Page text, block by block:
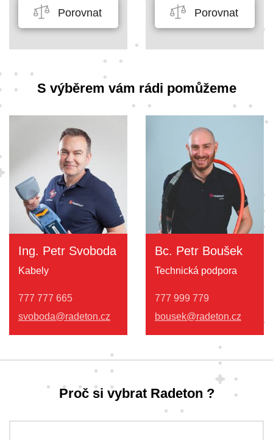
Porovnat Porovnat
S výběrem vám rádi pomůžeme
Ing. Petr Svoboda
Kabely
777 777 665
svoboda@radeton.cz
Bc. Petr Boušek
Technická podpora
777 999 779
bousek@radeton.cz
Proč si vybrat Radeton ?